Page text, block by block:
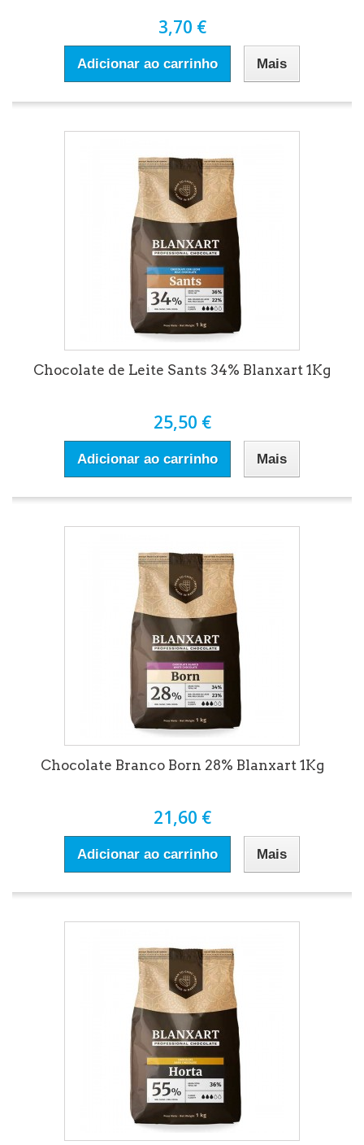
3,70 €
Adicionar ao carrinho Mais
Chocolate de Leite Sants 34% Blanxart 1Kg
25,50 €
Adicionar ao carrinho Mais
Chocolate Branco Born 28% Blanxart 1Kg
21,60 €
Adicionar ao carrinho Mais